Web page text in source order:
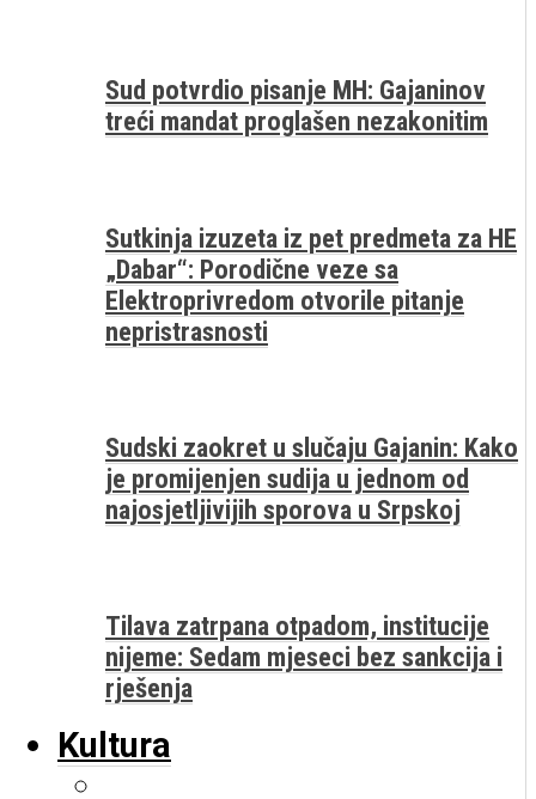
Sud potvrdio pisanje MH: Gajaninov
treći mandat proglašen nezakonitim
Sutkinja izuzeta iz pet predmeta za HE
„Dabar“: Porodične veze sa
Elektroprivredom otvorile pitanje
nepristrasnosti
Sudski zaokret u slučaju Gajanin: Kako
je promijenjen sudija u jednom od
najosjetljivijih sporova u Srpskoj
Tilava zatrpana otpadom, institucije
nijeme: Sedam mjeseci bez sankcija i
rješenja
Kultura